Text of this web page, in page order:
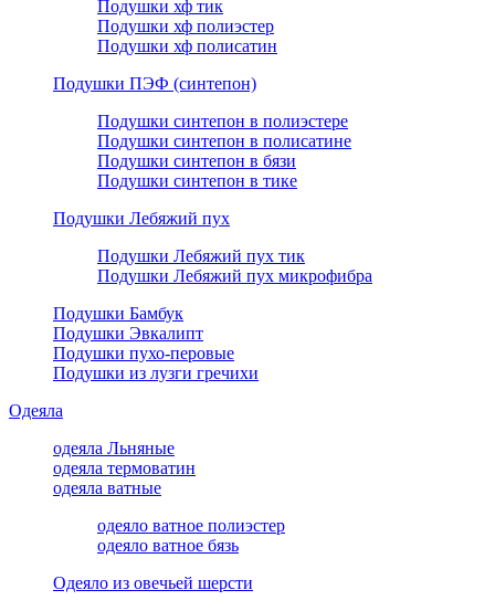
Подушки хф тик
Подушки хф полиэстер
Подушки хф полисатин
Подушки ПЭФ (синтепон)
Подушки синтепон в полиэстере
Подушки синтепон в полисатине
Подушки синтепон в бязи
Подушки синтепон в тике
Подушки Лебяжий пух
Подушки Лебяжий пух тик
Подушки Лебяжий пух микрофибра
Подушки Бамбук
Подушки Эвкалипт
Подушки пухо-перовые
Подушки из лузги гречихи
Одеяла
одеяла Льняные
одеяла термоватин
одеяла ватные
одеяло ватное полиэстер
одеяло ватное бязь
Одеяло из овечьей шерсти